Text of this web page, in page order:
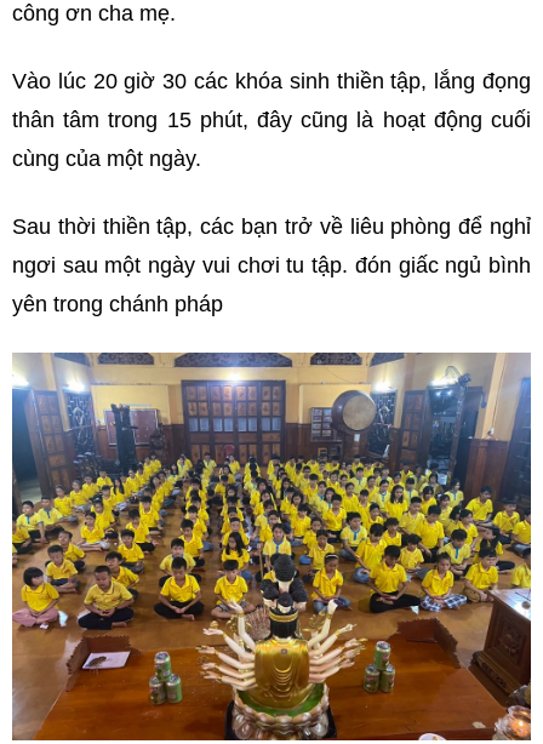
công ơn cha mẹ.
Vào lúc 20 giờ 30 các khóa sinh thiền tập, lắng đọng
thân tâm trong 15 phút, đây cũng là hoạt động cuối
cùng của một ngày.
Sau thời thiền tập, các bạn trở về liêu phòng để nghỉ
ngơi sau một ngày vui chơi tu tập. đón giấc ngủ bình
yên trong chánh pháp